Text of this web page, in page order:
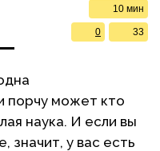
10 мин
33
0
порчу может кто
наука. И если вы
значит, у вас есть